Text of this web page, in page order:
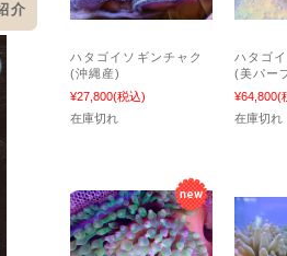
ハタゴイソギンチャク
(沖縄産)
¥27,800(税込)
在庫切れ
ハタゴ
(美パー
¥64,800(
在庫切れ
介